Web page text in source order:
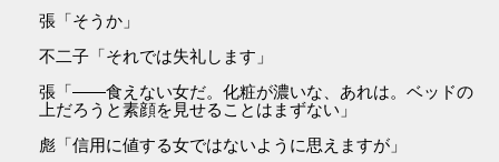
張「そうか」
不二子「それでは失礼します」
張「――食えない女だ。化粧が濃いな、あれは。ベッドの
上だろうと素顔を見せることはまずない」
彪「信用に値する女ではないように思えますが」